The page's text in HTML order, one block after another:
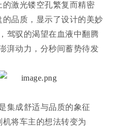
的激光镂空孔繁复而精密
的品质，显示了设计的美妙
驾驭的渴望在血液中翻腾
湃动力，分秒间蓄势待发
集成舒适与品质的象征
机将车主的想法转变为